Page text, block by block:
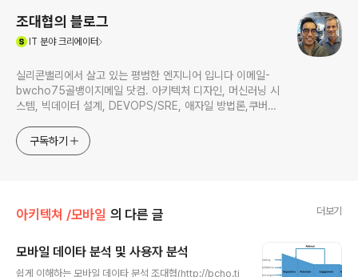
조대협의 블로그
IT 분야 크리에이터
실리콘밸리에서 살고 있는 평범한 엔지니어 입니다 이메일-
bwcho75골뱅이지메일 닷컴. 아키텍처 디자인, 머신러닝 시
스템, 빅데이터 설계, DEVOPS/SRE, 애자일 방법론,쿠버네
한 기술 멘토링과 강의 진행합니다. Linkedin :
https://www.linkedin.com/in/terrycho75/
구독하기
아키텍쳐 /모바일 의 다른 글 더보기
모바일 데이타 분석 및 사용자 분석
쉽게 이해하는 모바일 데이타 분석 조대협(http://bcho.ti